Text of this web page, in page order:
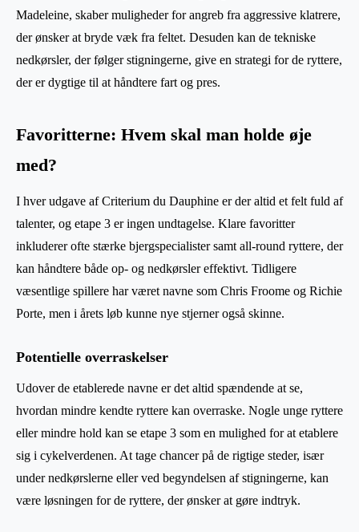
Madeleine, skaber muligheder for angreb fra aggressive klatrere,
der ønsker at bryde væk fra feltet. Desuden kan de tekniske
nedkørsler, der følger stigningerne, give en strategi for de ryttere,
der er dygtige til at håndtere fart og pres.
Favoritterne: Hvem skal man holde øje
med?
I hver udgave af Criterium du Dauphine er der altid et felt fuld af
talenter, og etape 3 er ingen undtagelse. Klare favoritter
inkluderer ofte stærke bjergspecialister samt all-round ryttere, der
kan håndtere både op- og nedkørsler effektivt. Tidligere
væsentlige spillere har været navne som Chris Froome og Richie
Porte, men i årets løb kunne nye stjerner også skinne.
Potentielle overraskelser
Udover de etablerede navne er det altid spændende at se,
hvordan mindre kendte ryttere kan overraske. Nogle unge ryttere
eller mindre hold kan se etape 3 som en mulighed for at etablere
sig i cykelverdenen. At tage chancer på de rigtige steder, især
under nedkørslerne eller ved begyndelsen af stigningerne, kan
være løsningen for de ryttere, der ønsker at gøre indtryk.